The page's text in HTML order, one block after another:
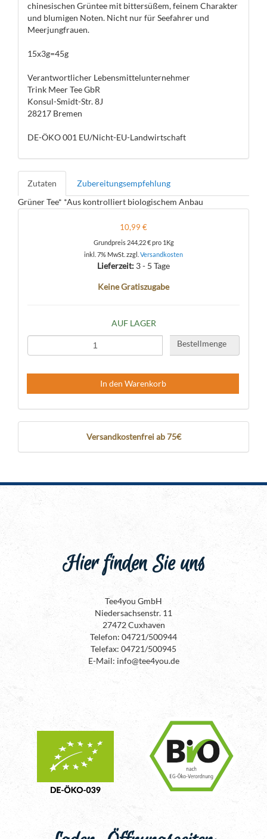
chinesischen Grüntee mit bittersüßem, feinem Charakter
und blumigen Noten. Nicht nur für Seefahrer und
Meerjungfrauen.
15x3g=45g
Verantwortlicher Lebensmittelunternehmer
Trink Meer Tee GbR
Konsul-Smidt-Str. 8J
28217 Bremen
DE-ÖKO 001 EU/Nicht-EU-Landwirtschaft
Zutaten
Zubereitungsempfehlung
Grüner Tee* *Aus kontrolliert biologischem Anbau
10,99 €
Grundpreis 244,22 €pro 1Kg
inkl. 7% MwSt. zzgl. Versandkosten
Lieferzeit: 3 - 5 Tage
Keine Gratiszugabe
AUF LAGER
Bestellmenge
In den Warenkorb
Versandkostenfrei ab 75€
Hier finden Sie uns
Tee4you GmbH
Niedersachsenstr. 11
27472 Cuxhaven
Telefon: 04721/500944
Telefax: 04721/500945
E-Mail: info@tee4you.de